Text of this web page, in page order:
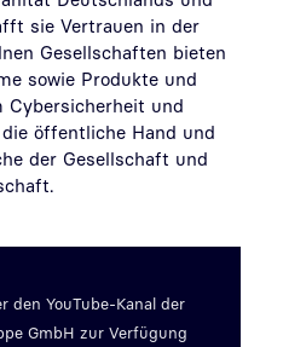
sie Vertrauen in der
Gesellschaften bieten
sowie Produkte und
Cybersicherheit und
öffentliche Hand und
der Gesellschaft und
den YouTube-Kanal der
GmbH zur Verfügung